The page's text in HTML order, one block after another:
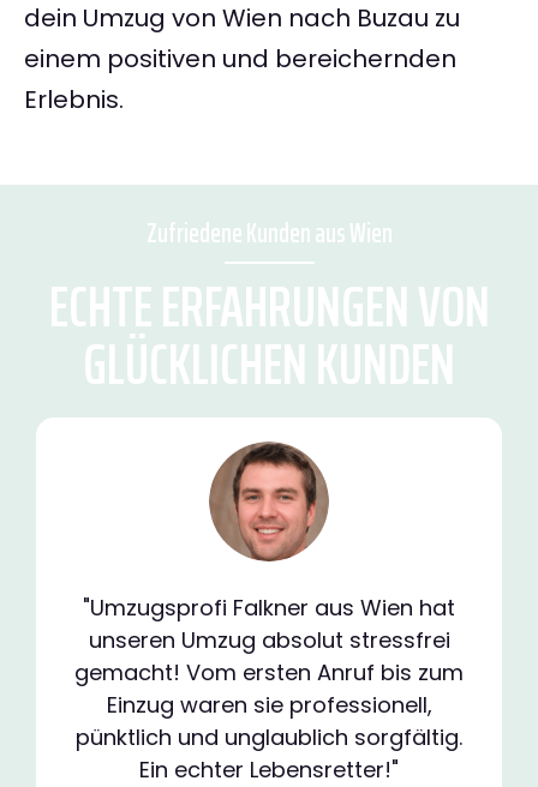
dein Umzug von Wien nach Buzau zu
einem positiven und bereichernden
Erlebnis.
Zufriedene Kunden aus Wien
ECHTE ERFAHRUNGEN VON
GLÜCKLICHEN KUNDEN
"Umzugsprofi Falkner aus Wien hat
unseren Umzug absolut stressfrei
gemacht! Vom ersten Anruf bis zum
Einzug waren sie professionell,
pünktlich und unglaublich sorgfältig.
Ein echter Lebensretter!"